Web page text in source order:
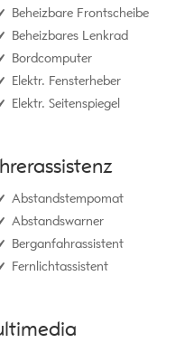
Beheizbare Frontscheibe
Beheizbares Lenkrad
Bordcomputer
Elektr. Fensterheber
Elektr. Seitenspiegel
Abstandstempomat
Abstandswarner
Berganfahrassistent
Fernlichtassistent